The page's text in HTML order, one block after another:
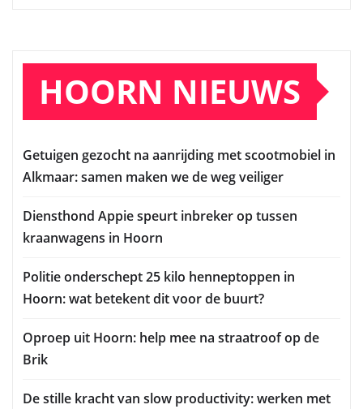
HOORN NIEUWS
Getuigen gezocht na aanrijding met scootmobiel in
Alkmaar: samen maken we de weg veiliger
Diensthond Appie speurt inbreker op tussen
kraanwagens in Hoorn
Politie onderschept 25 kilo henneptoppen in
Hoorn: wat betekent dit voor de buurt?
Oproep uit Hoorn: help mee na straatroof op de
Brik
De stille kracht van slow productivity: werken met